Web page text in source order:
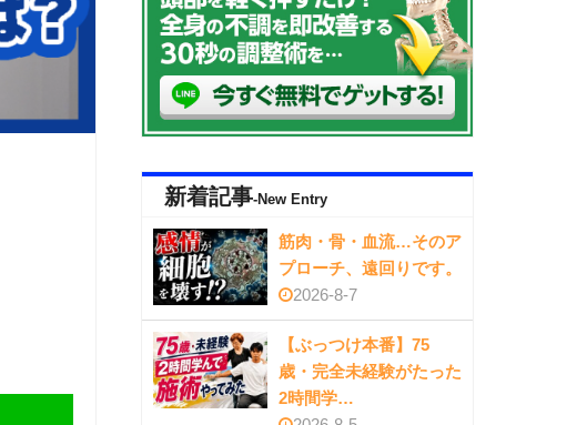
新着記事-New Entry
筋肉・骨・血流…そのア
プローチ、遠回りです。
2026-8-7
【ぶっつけ本番】75
歳・完全未経験がたった
2時間学…